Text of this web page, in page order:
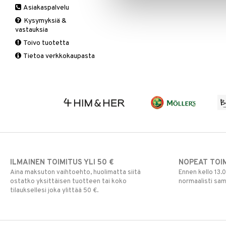
Ruuansulatus
Suolisto
Muut
Valkosipuli
Yskään
B-vitamiinit
C-vitamiinit
Miehet
Multimineraalit
Muut
Q-10
Schizandra
Suorituskyky
Asiakaspalvelu
Kysymyksiä &
vastauksia
Toivo tuotetta
Tietoa verkkokaupasta
ILMAINEN TOIMITUS YLI 50 €
Aina maksuton vaihtoehto, huolimatta siitä
ostatko yksittäisen tuotteen tai koko
tilauksellesi joka ylittää 50 €.
NOPEAT
Ennen kello
normaalisti